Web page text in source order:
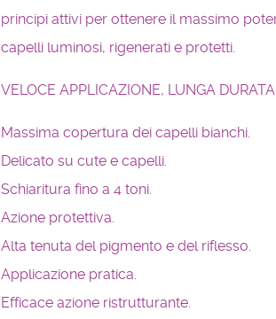
principi attivi per ottenere il massimo
capelli luminosi, rigenerati e protetti.
VELOCE APPLICAZIONE, LUNGA DURATA
Massima copertura dei capelli bianchi.
Delicato su cute e capelli.
Schiaritura fino a 4 toni.
Azione protettiva.
Alta tenuta del pigmento e del riflesso.
Applicazione pratica.
Efficace azione ristrutturante.